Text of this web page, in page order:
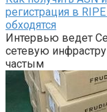
регистрация в
обходятся
Интервью ведет
сетевую
частым